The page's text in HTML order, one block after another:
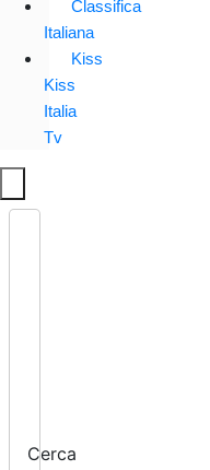
Classifica
Italiana
Kiss
Kiss
Italia
Tv
Cerca